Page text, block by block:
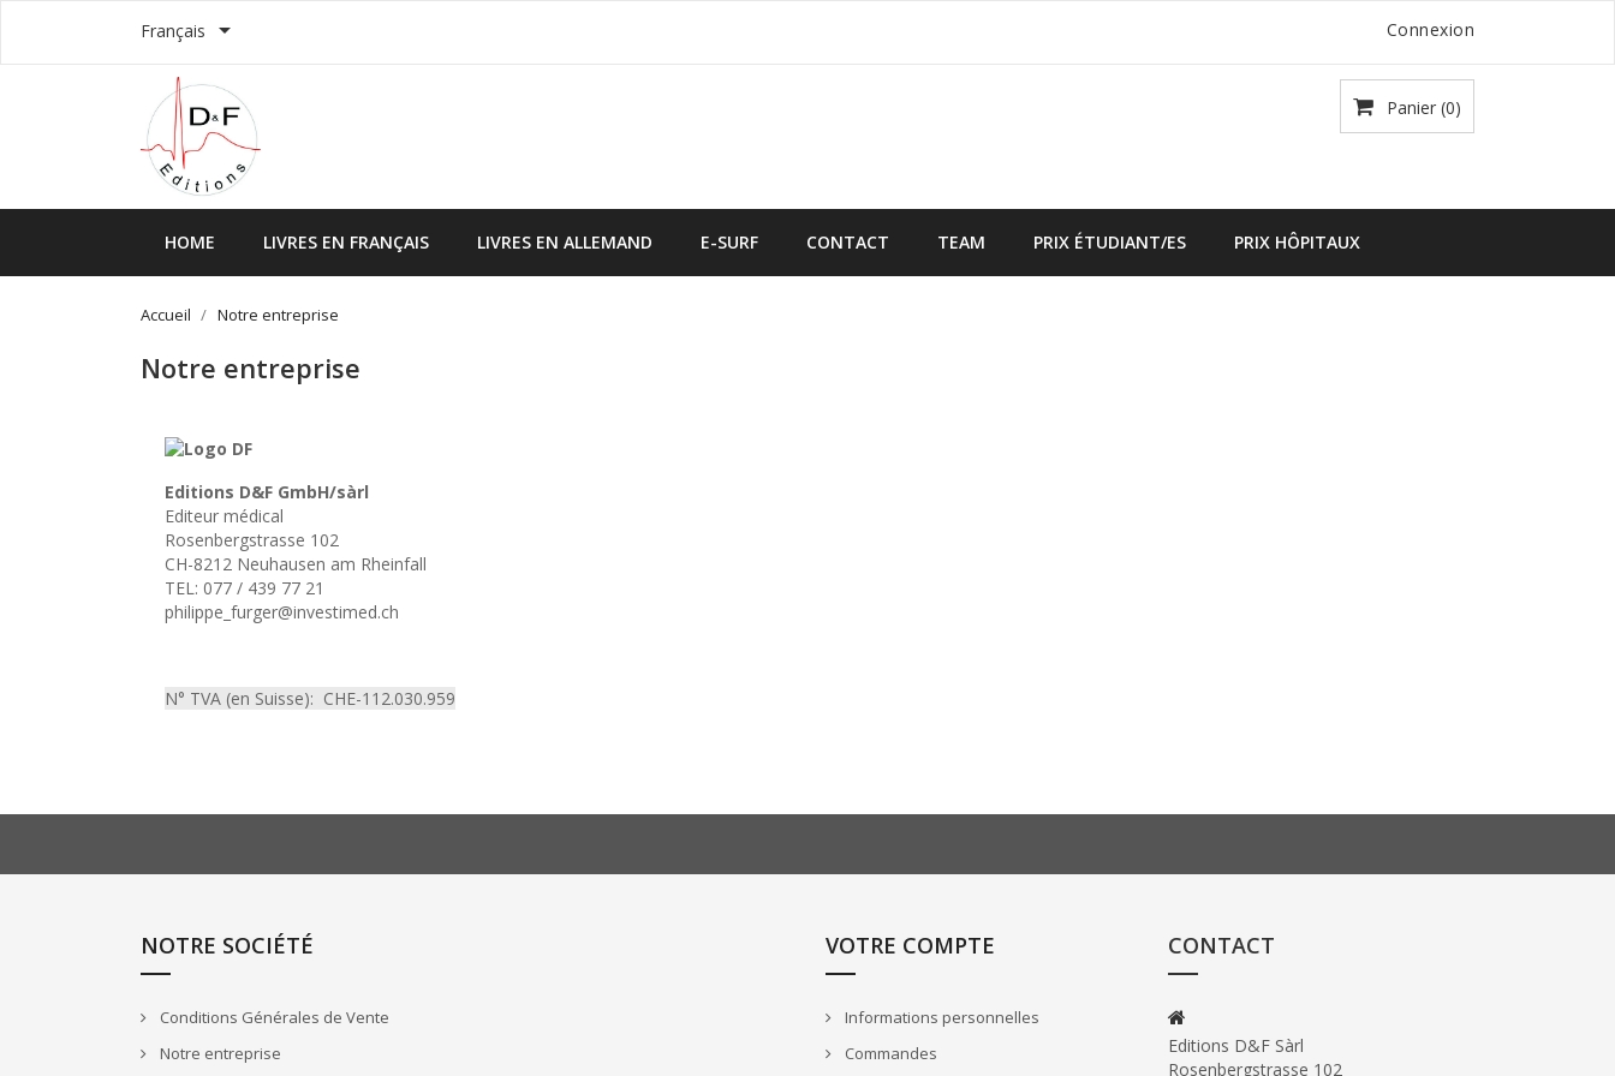
Français  Connexion
Panier (0)
HOME LIVRES EN FRANÇAIS LIVRES EN ALLEMAND E-SURF CONTACT TEAM PRIX ÉTUDIANT/ES PRIX HÔPITAUX
Accueil Notre entreprise
Notre entreprise
Editions D&F GmbH/sàrl
Editeur médical
Rosenbergstrasse 102
CH-8212 Neuhausen am Rheinfall
TEL: 077 / 439 77 21
philippe_furger@investimed.ch
N° TVA (en Suisse): CHE-112.030.959
NOTRE SOCIÉTÉ
Conditions Générales de Vente
Notre entreprise
VOTRE COMPTE
Informations personnelles
Commandes
CONTACT
Editions D&F Sàrl
Rosenbergstrasse 102